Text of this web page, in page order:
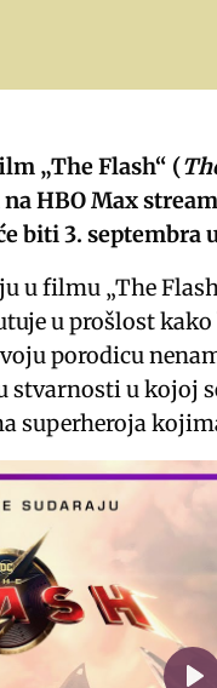
„The Flash“ (
HBO Max
biti 3. septembra
u filmu „The
u prošlost
porodicu
stvarnosti u kojoj
superheroja